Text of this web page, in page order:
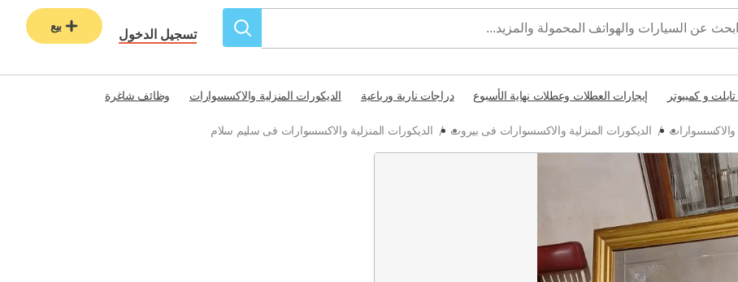
تسجيل الدخول
بيع
و كمبيوتر إيجارات العطلات وعطلات نهاية الأسبوع دراجات نارية ورباعية الديكورات المنزلية والاكسسوارات وظائف شاغرة
والاكسسوارات / الديكورات المنزلية والاكسسوارات فى بيروت / الديكورات المنزلية والاكسسوارات فى سليم سلام